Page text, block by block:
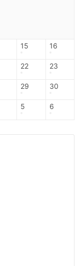
15 16
22 23
29 30
5 6